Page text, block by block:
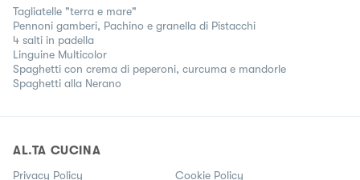
Tagliatelle "terra e mare"
Pennoni gamberi, Pachino e granella di Pistacchi
4 salti in padella
Linguine Multicolor
Spaghetti con crema di peperoni, curcuma e mandorle
Spaghetti alla Nerano
AL.TA CUCINA
Privacy Policy Cookie Policy